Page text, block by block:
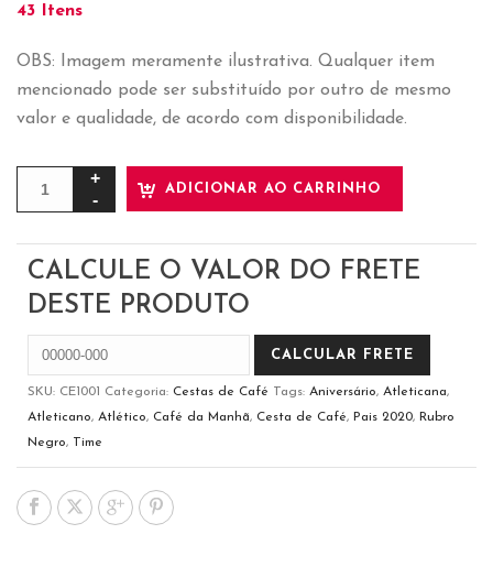
43 Itens
OBS: Imagem meramente ilustrativa. Qualquer item
mencionado pode ser substituído por outro de mesmo
valor e qualidade, de acordo com disponibilidade.
ADICIONAR AO CARRINHO
CALCULE O VALOR DO FRETE
DESTE PRODUTO
SKU: CE1001 Categoria: Cestas de Café Tags: Aniversário, Atleticana,
Atleticano, Atlético, Café da Manhã, Cesta de Café, Pais 2020, Rubro
Negro, Time